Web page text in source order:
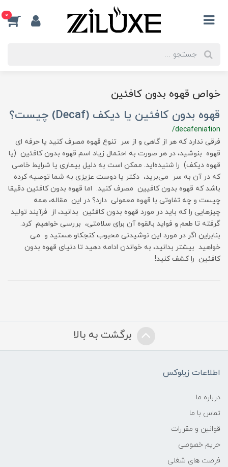
0
خواص قهوه بدون کافئین
قهوه بدون کافئین یا دیکف (Decaf) چیست؟
/decafeniation
فرقی ندارد که هر از گاهی و از سر تنوع قهوه مصرف کنید یا حرفه ای
قهوه بنوشید، در هر صورت به احتمال زیاد اسم قهوه بدون کافئین (یا
قهوه دیکف) را شنیده‌اید. ممکن است به دلیل بیماری یا شرایط خاصی
که در آن به سر می‌برید، دکتر یا دوست عزیزی به شما توصیه کرده
باشد که قهوه بدون کافیین مصرف کنید. اما قهوه بدون کافئین دقیقا
چیست و چه تفاوتی با قهوه معمولی دارد؟ در این مقاله، همه
چیزهایی را که باید در مورد قهوه بدون کافئین بدانید، از فرآیند تولید
گرفته تا طعم و فواید بالقوه آن برای سلامتی، بررسی خواهیم کرد.
بنابراین اگر در مورد این نوشیدنی محبوب کنجکاو هستید و می
خواهید بیشتر بدانید، به خواندن ادامه دهید تا دنیای قهوه بدون
کافئین را کشف کنید!
برگشت به بالا
اطلاعات زیلوکس
درباره ما
تماس با ما
قوانین و مقررات
حریم خصوصی
فرصت های شغلی